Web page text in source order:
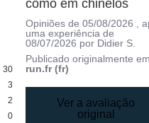
30
3
2
0
como em chinelos
Opiniões de05/08/2026
,
uma experiência de
08/07/2026 por Didier S.
Publicado originalmente
run.fr (fr)
Ver a avaliação
original